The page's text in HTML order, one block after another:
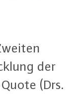
der
(Drs.